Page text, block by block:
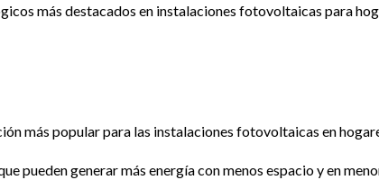
más destacados en instalaciones fotovoltaicas para
más popular para las instalaciones fotovoltaicas en
pueden generar más energía con menos espacio y en